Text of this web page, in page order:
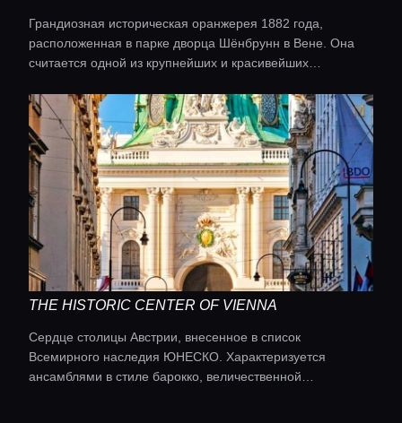
Грандиозная историческая оранжерея 1882 года,
расположенная в парке дворца Шёнбрунн в Вене. Она
считается одной из крупнейших и красивейших
растений со всех континентов в трех климатических
зонах.
THE HISTORIC CENTER OF VIENNA
Сердце столицы Австрии, внесенное в список
Всемирного наследия ЮНЕСКО. Характеризуется
ансамблями в стиле барокко, величественной